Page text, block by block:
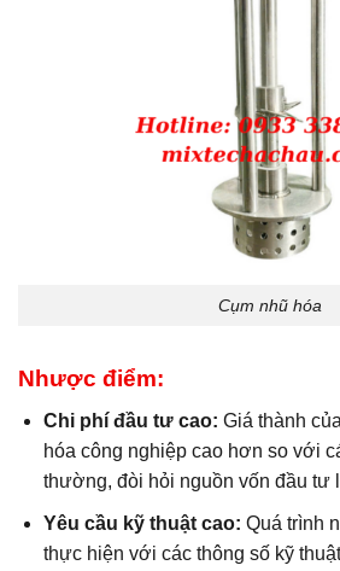
Cụm nhũ hóa
Nhược điểm:
Chi phí đầu tư cao: Giá thành
hóa công nghiệp cao hơn so với
thường, đòi hỏi nguồn vốn đầu tư
Yêu cầu kỹ thuật cao: Quá trình
thực hiện với các thông số kỹ